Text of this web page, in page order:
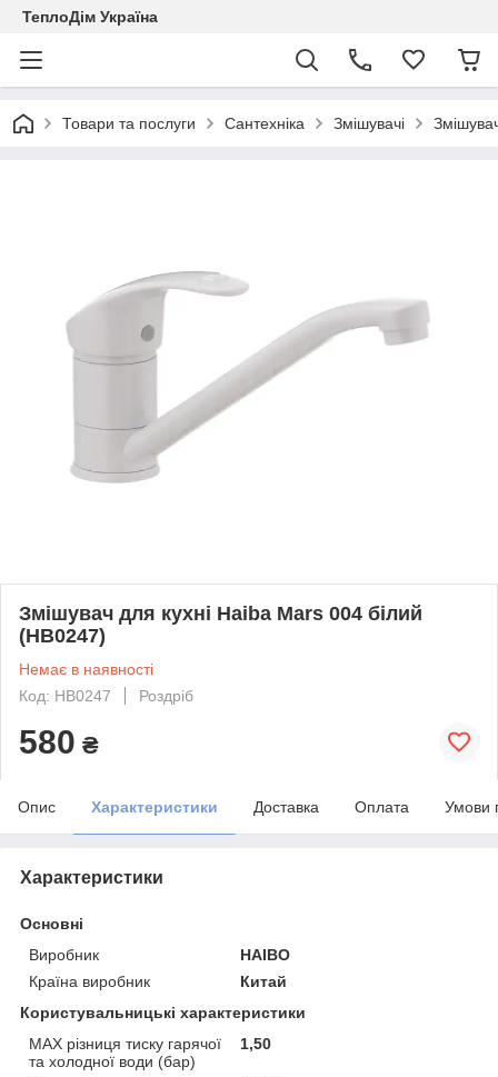
ТеплоДім Україна
Товари та послуги Сантехніка Змішувачі
Змішувач для кухні Haiba Mars 004 білий
(HB0247)
Немає в наявності
Код: HB0247
Роздріб
580 ₴
Опис Характеристики Доставка Оплата Умови
Характеристики
Основні
Виробник
HAIBO
Країна виробник
Китай
Користувальницькі характеристики
MAX різниця тиску гарячої
та холодної води (бар)
1,50